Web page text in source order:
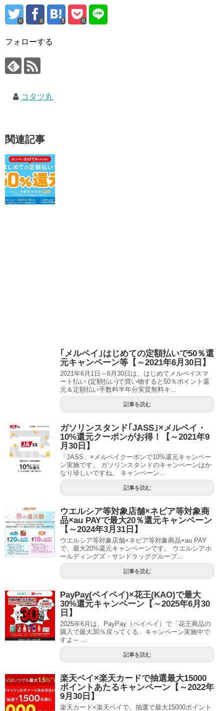
0 0 0
フォローする
コタツ丸
関連記事
｢メルペイ｣はじめての定額払いで50％還
元キャンペーン等【～2021年6月30日】
2021年6月1日～6月30日は、はじめてメルペイスマ
ート払い (定額払い)で買い物すると50％ポイント還
元＆定額払い手数料半年分実質無料キ...
記事を読む
ガソリンスタンド｢JASS｣×メルペイ・
10%還元クーポンがお得！【～2021年9
月30日】
「JASS」×メルペイクーポンで10%還元キャンペー
ン実施です。 ガソリンスタンドのキャンペーンはか
なり珍しいですね。 キャンペーン...
記事を読む
ウエルシア等対象店舗×ネピア等対象商
品×au PAYで最大20％還元キャンペーン
【～2024年3月31日】
ウエルシア等対象店舗×ネピア等対象商品×au PAY
で、最大20%還元キャンペーンです。 ウエルシアホ
ールディングズ・サンドラッググループ...
記事を読む
PayPay(ペイペイ)×花王(KAO)で最大
30%還元キャンペーン【～2025年6月30
日】
2025年6月は、PayPay（ペイペイ）で「花王商品の
購入で最大30％戻ってくる」キャンペーン実施中で
すよ～ ...
記事を読む
楽天ペイ×楽天カードで抽選最大15000
ポイントあたるキャンペーン【～2022年
9月30日】
楽天カード×楽天ペイで、抽選で最大15000ポイント